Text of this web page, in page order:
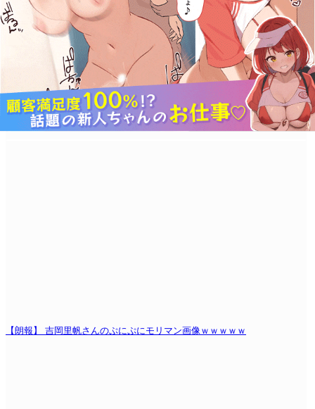
【朗報】 吉岡里帆さんのぷにぷにモリマン画像ｗｗｗｗｗ